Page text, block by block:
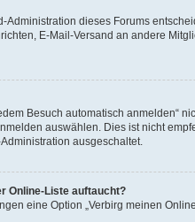
dieses Forums
E-Mail-Versand an andere
Besuch automatisch anmelden“
auswählen. Dies ist nicht
ausgeschaltet.
Online-Liste auftaucht?
eine Option „Verbirg meinen